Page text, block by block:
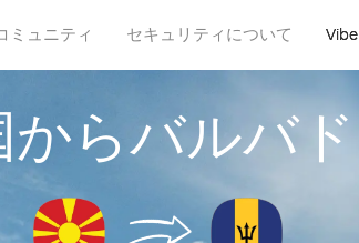
ミュニティ セキュリティについて
らバルバ